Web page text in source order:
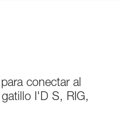
conectar al
I'D S, RIG,